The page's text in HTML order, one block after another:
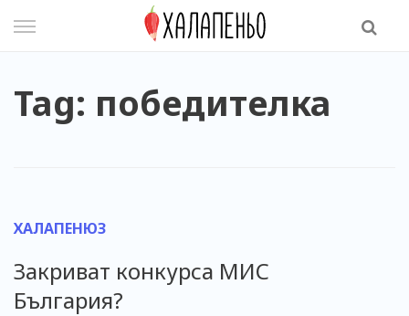
Tag: победителка
ХАЛАПЕНЮЗ
Закриват конкурса МИС
България?